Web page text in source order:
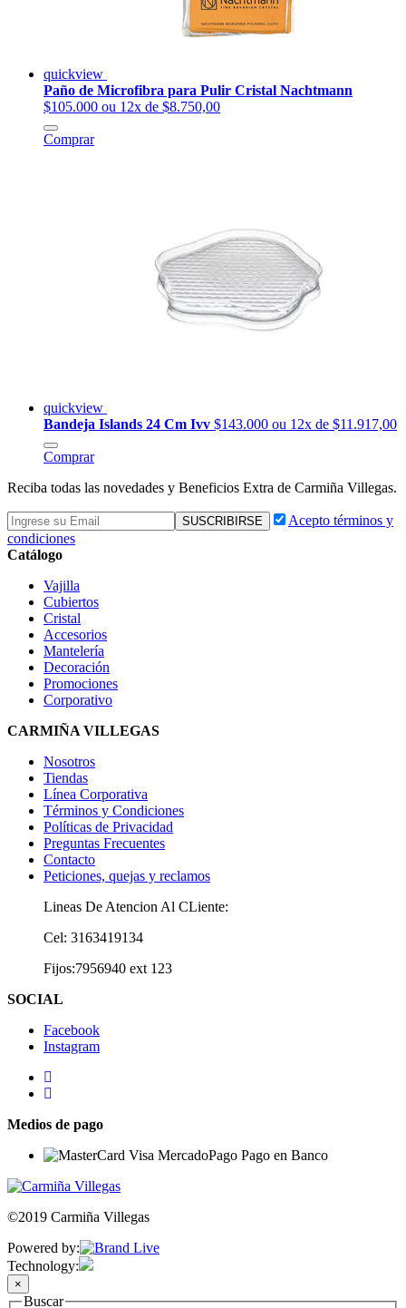
quickview
Paño de Microfibra para Pulir Cristal Nachtmann
$105.000 ou 12x de $8.750,00
Comprar
quickview
Bandeja Islands 24 Cm Ivv $143.000 ou 12x de $11.917,00
Comprar
Reciba todas las novedades y Beneficios Extra de Carmiña Villegas.
Acepto términos y
condiciones
Catálogo
Vajilla
Cubiertos
Cristal
Accesorios
Mantelería
Decoración
Promociones
Corporativo
CARMIÑA VILLEGAS
Nosotros
Tiendas
Línea Corporativa
Términos y Condiciones
Políticas de Privacidad
Preguntas Frecuentes
Contacto
Peticiones, quejas y reclamos
Lineas De Atencion Al CLiente:
Cel: 3163419134
Fijos:7956940 ext 123
SOCIAL
Facebook
Instagram
Medios de pago
©2019 Carmiña Villegas
Powered by:
Technology:
×
Buscar